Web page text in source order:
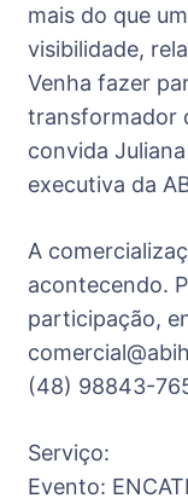
mais do que
visibilidade,
Venha fazer
transformador
convida
executiva da
A
acontecendo.
participação,
(48) 98843-
Serviço:
Evento: